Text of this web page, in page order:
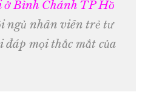
ở Bình Chánh TP Hồ
ngủ nhân viên trẻ tư
mọi thắc mắt của